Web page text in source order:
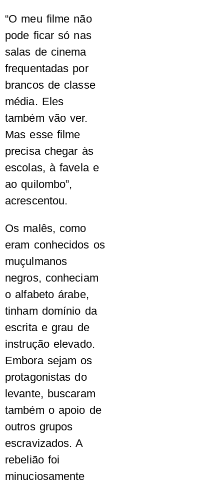
“O meu filme não
pode ficar só nas
salas de cinema
frequentadas por
brancos de classe
média. Eles
também vão ver.
Mas esse filme
precisa chegar às
escolas, à favela e
ao quilombo”,
acrescentou.
Os malês, como
eram conhecidos os
muçulmanos
negros, conheciam
o alfabeto árabe,
tinham domínio da
escrita e grau de
instrução elevado.
Embora sejam os
protagonistas do
levante, buscaram
também o apoio de
outros grupos
escravizados. A
rebelião foi
minuciosamente